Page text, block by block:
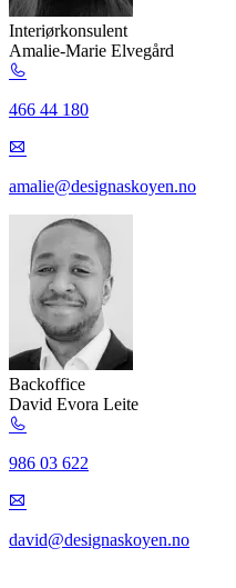
Interiørkonsulent
Amalie-Marie Elvegård
466 44 180
amalie@designaskoyen.no
Backoffice
David Evora Leite
986 03 622
david@designaskoyen.no